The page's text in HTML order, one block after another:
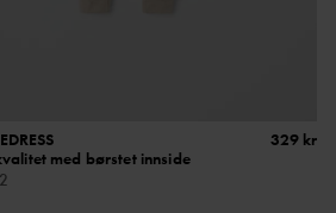
med børstet innside
329 kr